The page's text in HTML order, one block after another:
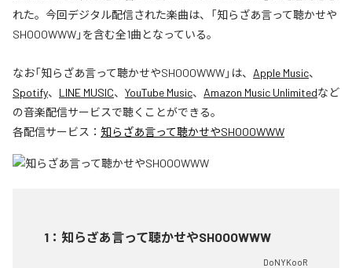
れた。今回デジタル配信された楽曲は、「知らざあ言って聴かせや
SHOOOWWW」を含む全1曲となっている。
なお「知らざあ言って聴かせやSHOOOWWW」は、 Apple Music、
Spotify、 LINE MUSIC、 YouTube Music、 Amazon Music Unlimitedなど
の音楽配信サービスで聴くことができる。
各配信サービス： 知らざあ言って聴かせやSHOOOWWW
1 ： 知らざあ言って聴かせやSHOOOWWW
DoNYKooR